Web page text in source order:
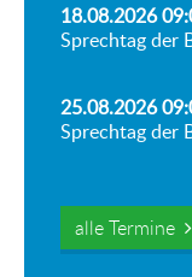
18.08.2026
Sprechtag der
25.08.2026
Sprechtag der
alle Termine